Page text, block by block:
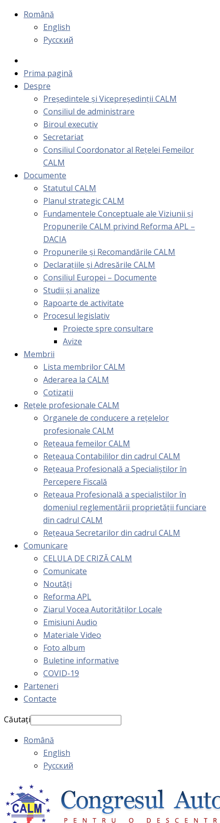
Română
English
Русский
Prima pagină
Despre
Președintele și Vicepreședinții CALM
Consiliul de administrare
Biroul executiv
Secretariat
Consiliul Coordonator al Rețelei Femeilor
CALM
Documente
Statutul CALM
Planul strategic CALM
Fundamentele Conceptuale ale Viziunii și
Propunerile CALM privind Reforma APL –
DACIA
Propunerile și Recomandările CALM
Declarațiile și Adresările CALM
Consiliul Europei – Documente
Studii și analize
Rapoarte de activitate
Procesul legislativ
Proiecte spre consultare
Avize
Membrii
Lista membrilor CALM
Aderarea la CALM
Cotizaţii
Rețele profesionale CALM
Organele de conducere a rețelelor
profesionale CALM
Rețeaua femeilor CALM
Rețeaua Contabililor din cadrul CALM
Rețeaua Profesională a Specialiștilor în
Percepere Fiscală
Reţeaua Profesională a specialiştilor în
domeniul reglementării proprietăţii funciare
din cadrul CALM
Rețeaua Secretarilor din cadrul CALM
Comunicare
CELULA DE CRIZĂ CALM
Comunicate
Noutăți
Reforma APL
Ziarul Vocea Autorităților Locale
Emisiuni Audio
Materiale Video
Foto album
Buletine informative
COVID-19
Parteneri
Contacte
Căutați
Română
English
Русский